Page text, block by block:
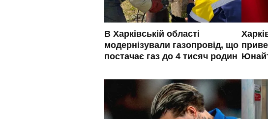
В Харківській області
модернізували газопровід, що
постачає газ до 4 тисяч родин